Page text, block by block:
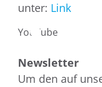
unter: Link
YouTube
Newsletter
Um den auf